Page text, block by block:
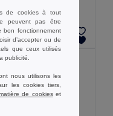
de cookies à tout
peuvent pas être
bon fonctionnement
d’accepter ou de
que ceux utilisés
publicité.
nous utilisons les
les cookies tiers,
de cookieset